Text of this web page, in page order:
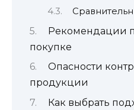
Рекомендации
покупке
Опасности
продукции
Как выбрать